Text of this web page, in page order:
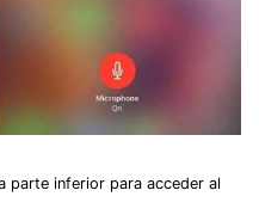
parte inferior para acceder al